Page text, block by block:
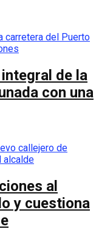
de la
con una
al
y cuestiona